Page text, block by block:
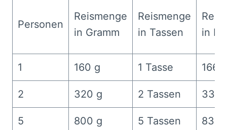
Personen
Reismenge
in Gramm
Reismenge
in Tassen
in
1 160 g 1 Tasse 166
2 320 g 2 Tassen 333
5 800 g 5 Tassen 833